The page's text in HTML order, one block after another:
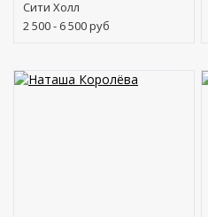
Сити Холл
2 500 - 6 500руб